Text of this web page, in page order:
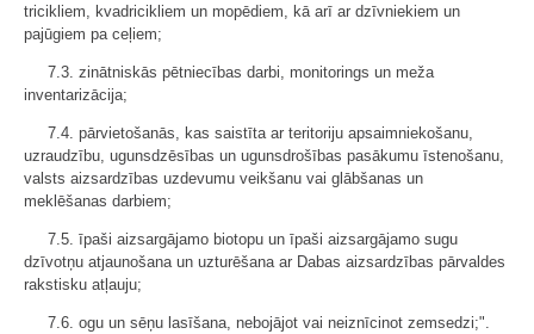
tricikliem, kvadricikliem un mopēdiem, kā arī ar dzīvniekiem un
pajūgiem pa ceļiem;
7.3. zinātniskās pētniecības darbi, monitorings un meža
inventarizācija;
7.4. pārvietošanās, kas saistīta ar teritoriju apsaimniekošanu,
uzraudzību, ugunsdzēsības un ugunsdrošības pasākumu īstenošanu,
valsts aizsardzības uzdevumu veikšanu vai glābšanas un
meklēšanas darbiem;
7.5. īpaši aizsargājamo biotopu un īpaši aizsargājamo sugu
dzīvotņu atjaunošana un uzturēšana ar Dabas aizsardzības pārvaldes
rakstisku atļauju;
7.6. ogu un sēņu lasīšana, nebojājot vai neiznīcinot zemsedzi;".